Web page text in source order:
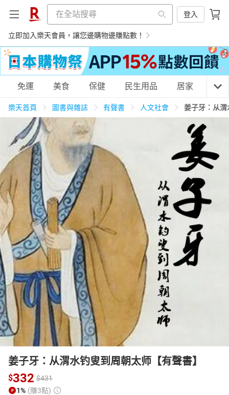
登入
立即加入樂天會員，讓您邊購物邊賺點數！
購物網分類
天天免運 美食蛋糕 民生用品
居家生活 3C家電 運動休閒 親子玩具
女裝 化妝保養 情趣用品
日本購物 電子/紙本書
HOT
免運 美食 保健 民生用品 居家 3C
樂天首頁 圖書與雜誌 有聲書 人文社會 姜子牙：从
姜子牙：从渭水钓叟到周朝太师【有聲書】
$332 $431
1% (賺3點)